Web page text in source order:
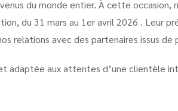
du monde entier. À cette occasion,
du 31 mars au 1er avril 2026 . Leur
relations avec des partenaires issus de
adaptée aux attentes d’une clientèle